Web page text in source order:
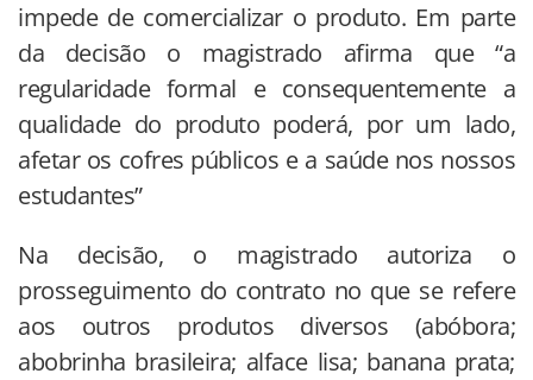
impede de comercializar o produto. Em parte
da decisão o magistrado afirma que “a
regularidade formal e consequentemente a
qualidade do produto poderá, por um lado,
afetar os cofres públicos e a saúde nos nossos
estudantes”
Na decisão, o magistrado autoriza o
prosseguimento do contrato no que se refere
aos outros produtos diversos (abóbora;
abobrinha brasileira; alface lisa; banana prata;